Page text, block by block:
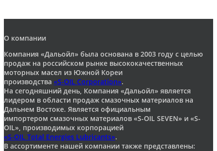
О компании
Компания «Дальойл» была основана в 2003 году с целью
продаж на российском рынке высококачественных
моторных масел из Южной Кореи
производства «S-OIL Corporation».
На сегодняшний день, Компания «Дальойл» является
лидером в области продаж смазочных материалов на
Дальнем Востоке. Является официальным
импортером смазочных материалов «S-OIL SEVEN» и «S-
OIL», производимых корпорацией
«S-OIL Total Energies Lubricants».
В ассортименте нашей компании также представлены: